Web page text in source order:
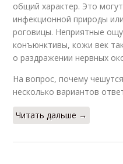
общий характер. Это
инфекционной природы
роговицы. Неприятные
конъюнктивы, кожи век
о раздражении нервных
На вопрос, почему
несколько вариантов
Читать дальше →